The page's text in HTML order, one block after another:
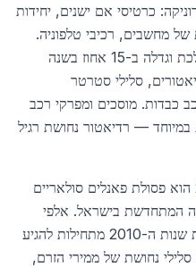
כרטיסי אם ישנים, יחידות
מחשבים, רכיבי טלפוניה.
הפסולת האלקטרונית (WEEE) הולכת וגדלה ב-15 אחוז בשנה
סלילי סטרטר
כבדות. מוסכים ומפרקי רכב
במיוחד — רדיאטור נחושת רגיל
מקור נוסף שצובר חשיבות ב-2026 הוא פסולת פאנלים סולאריים
המתחדשת בישראל. אלפי
התקנות סולאריות שהותקנו בתחילת שנות ה-2010 מתחילות להגיע
סלילי נחושת של ממירי הזרם,